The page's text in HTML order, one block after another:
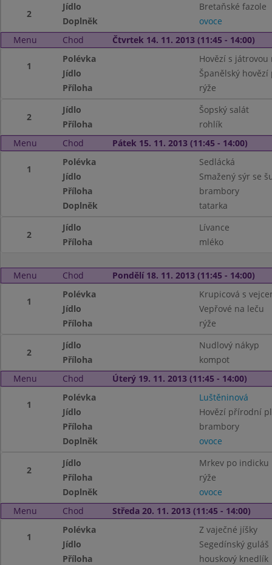
2
Jídlo
Bretaňské fazole
Doplněk
ovoce
Menu
Chod Čtvrtek 14. 11. 2013 (11:45 - 14:00)
1
Polévka
Hovězí s játrovou
Jídlo
Španělský hovězí
Příloha
rýže
2
Jídlo
Šopský salát
Příloha
rohlík
Menu
Chod Pátek 15. 11. 2013 (11:45 - 14:00)
1
Polévka
Sedlácká
Jídlo
Smažený sýr se
Příloha
brambory
Doplněk
tatarka
2
Jídlo
Lívance
Příloha
mléko
Menu Chod Pondělí 18. 11. 2013 (11:45 - 14:00)
1
Polévka
Krupicová s
Jídlo
Vepřové na leču
Příloha
rýže
2
Jídlo
Nudlový nákyp
Příloha
kompot
Menu
Chod Úterý 19. 11. 2013 (11:45 - 14:00)
1
Polévka
Luštěninová
Jídlo
Hovězí přírodní
Příloha
brambory
Doplněk
ovoce
2
Jídlo
Mrkev po indicku
Příloha
rýže
Doplněk
ovoce
Menu
Chod Středa 20. 11. 2013 (11:45 - 14:00)
1
Polévka
Z vaječné jíšky
Jídlo
Segedínský guláš
Příloha
houskový knedlík